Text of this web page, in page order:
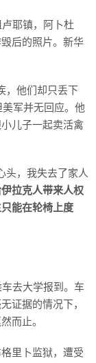
耶镇，阿卜杜
后的照片。新华
他们却只丢下
美军并无回应。他
儿子一起卖活禽
，我失去了家人
拉克人带来人权
能在轮椅上度
去大学报到。车
证据的情况下，
而止。
里卜监狱，遭受